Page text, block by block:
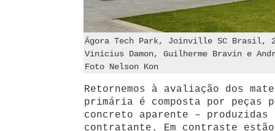
Ágora Tech Park, Joinville SC Brasil,
Vinicius Damon, Guilherme Bravin e
Foto Nelson Kon
Retornemos à avaliação dos
primária é composta por peças
concreto aparente – produzidas
contratante. Em contraste estão